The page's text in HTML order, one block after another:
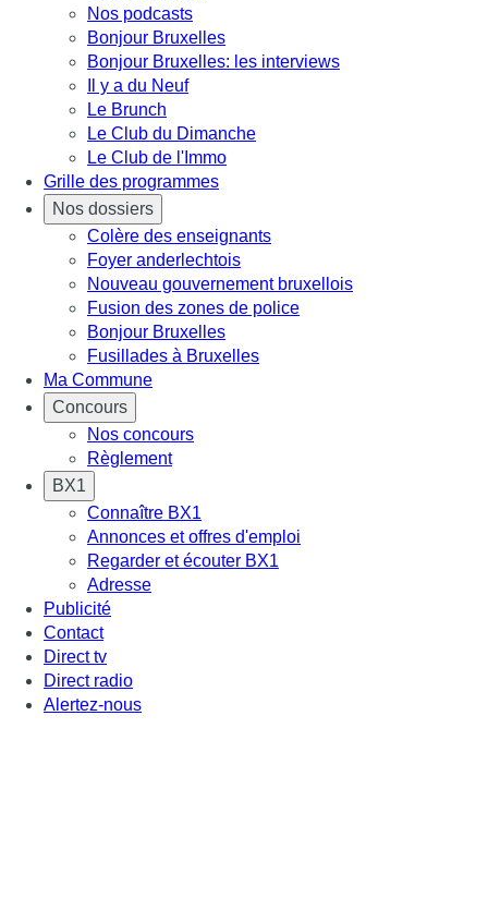
Nos podcasts
Bonjour Bruxelles
Bonjour Bruxelles: les interviews
Il y a du Neuf
Le Brunch
Le Club du Dimanche
Le Club de l'Immo
Grille des programmes
Nos dossiers
Colère des enseignants
Foyer anderlechtois
Nouveau gouvernement bruxellois
Fusion des zones de police
Bonjour Bruxelles
Fusillades à Bruxelles
Ma Commune
Concours
Nos concours
Règlement
BX1
Connaître BX1
Annonces et offres d'emploi
Regarder et écouter BX1
Adresse
Publicité
Contact
Direct tv
Direct radio
Alertez-nous